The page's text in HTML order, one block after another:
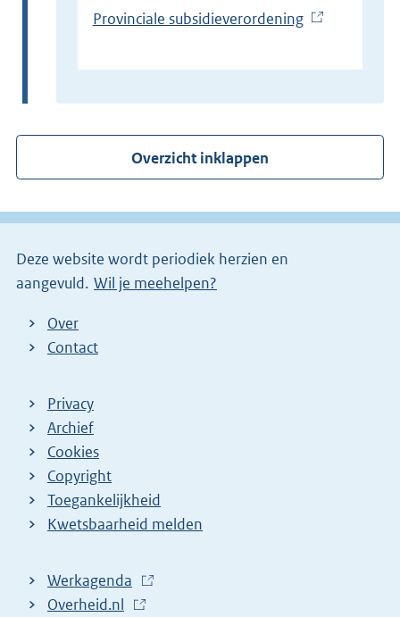
Provinciale subsidieverordening(
x
r
l
Overzicht inklappen
Deze website wordt periodiek herzien en
aangevuld. Wil je meehelpen?
Over
Contact
Privacy
Archief
Cookies
Copyright
Toegankelijkheid
Kwetsbaarheid melden
Werkagenda
E
Overheid.nl